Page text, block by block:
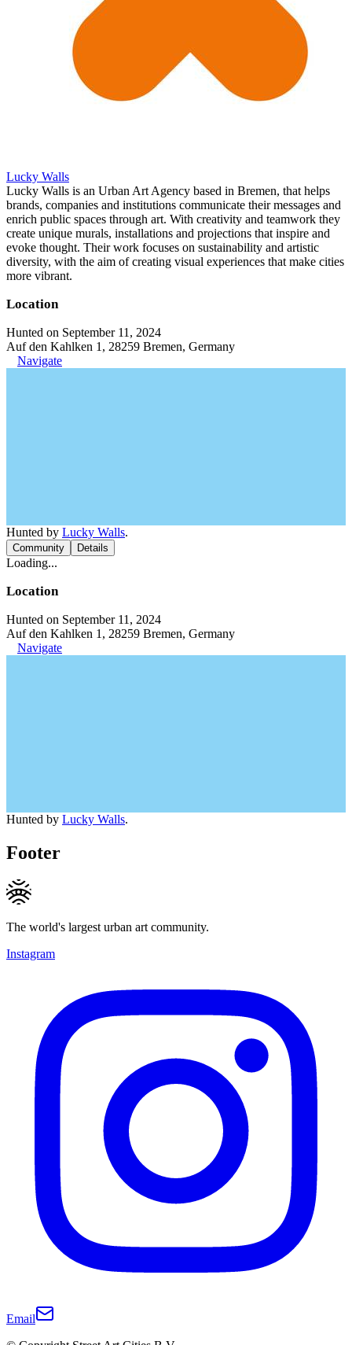
Lucky Walls
Lucky Walls is an Urban Art Agency based in Bremen, that helps
brands, companies and institutions communicate their messages and
enrich public spaces through art. With creativity and teamwork they
create unique murals, installations and projections that inspire and
evoke thought. Their work focuses on sustainability and artistic
diversity, with the aim of creating visual experiences that make cities
more vibrant.
Location
Hunted on September 11, 2024
Auf den Kahlken 1, 28259 Bremen, Germany
Navigate
Hunted by Lucky Walls.
Community Details
Loading...
Location
Hunted on September 11, 2024
Auf den Kahlken 1, 28259 Bremen, Germany
Navigate
Hunted by Lucky Walls.
Footer
The world's largest urban art community.
Instagram
Email